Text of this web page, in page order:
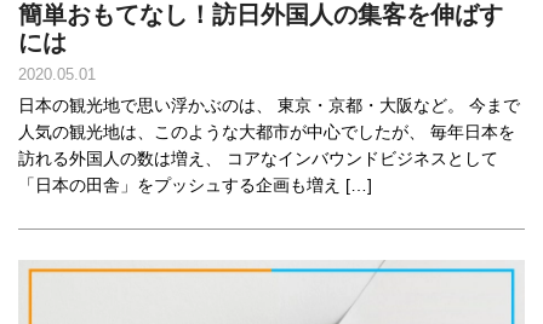
簡単おもてなし！訪日外国人の集客を伸ばす
には
2020.05.01
日本の観光地で思い浮かぶのは、 東京・京都・大阪など。 今まで
人気の観光地は、このような大都市が中心でしたが、 毎年日本を
訪れる外国人の数は増え、 コアなインバウンドビジネスとして
「日本の田舎」をプッシュする企画も増え […]